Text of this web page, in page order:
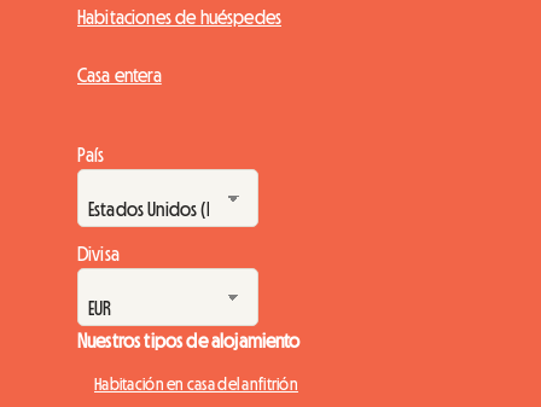
Habitaciones de huéspedes
Casa entera
País
Divisa
Nuestros tipos de alojamiento
Habitación en casa del anfitrión